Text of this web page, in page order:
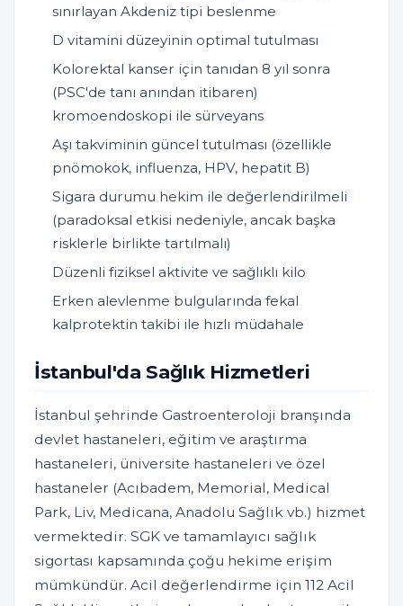
sınırlayan Akdeniz tipi beslenme
D vitamini düzeyinin optimal tutulması
Kolorektal kanser için tanıdan 8 yıl sonra
(PSC'de tanı anından itibaren)
kromoendoskopi ile sürveyans
Aşı takviminin güncel tutulması (özellikle
pnömokok, influenza, HPV, hepatit B)
Sigara durumu hekim ile değerlendirilmeli
(paradoksal etkisi nedeniyle, ancak başka
risklerle birlikte tartılmalı)
Düzenli fiziksel aktivite ve sağlıklı kilo
Erken alevlenme bulgularında fekal
kalprotektin takibi ile hızlı müdahale
İstanbul'da Sağlık Hizmetleri
İstanbul şehrinde Gastroenteroloji branşında
devlet hastaneleri, eğitim ve araştırma
hastaneleri, üniversite hastaneleri ve özel
hastaneler (Acıbadem, Memorial, Medical
Park, Liv, Medicana, Anadolu Sağlık vb.) hizmet
vermektedir. SGK ve tamamlayıcı sağlık
sigortası kapsamında çoğu hekime erişim
mümkündür. Acil değerlendirme için 112 Acil